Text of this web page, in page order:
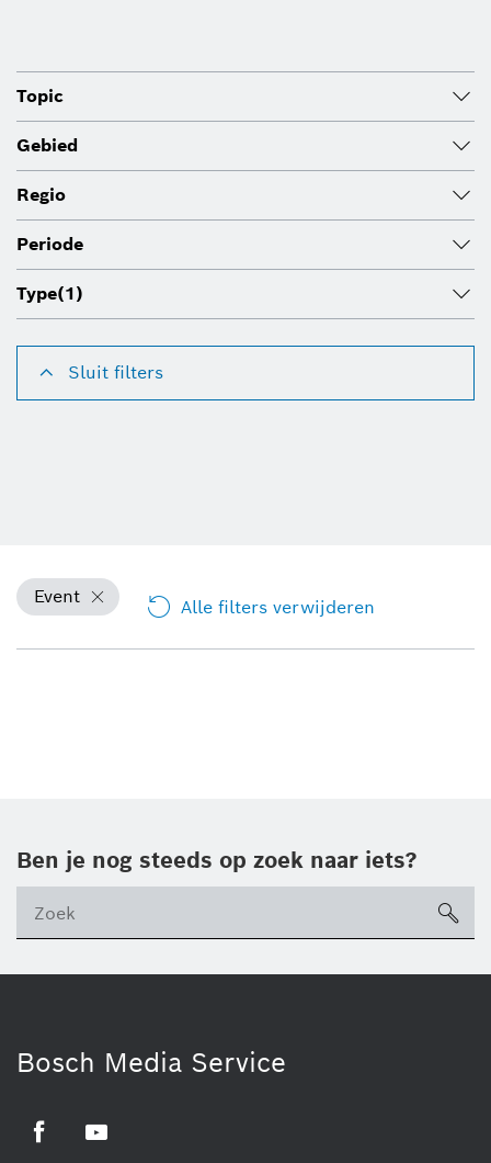
Topic
Gebied
Regio
Periode
Type(1)
Sluit filters
Event Alle filters verwijderen
Ben je nog steeds op zoek naar iets?
Bosch Media Service